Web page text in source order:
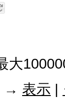
大
→ 表示 |